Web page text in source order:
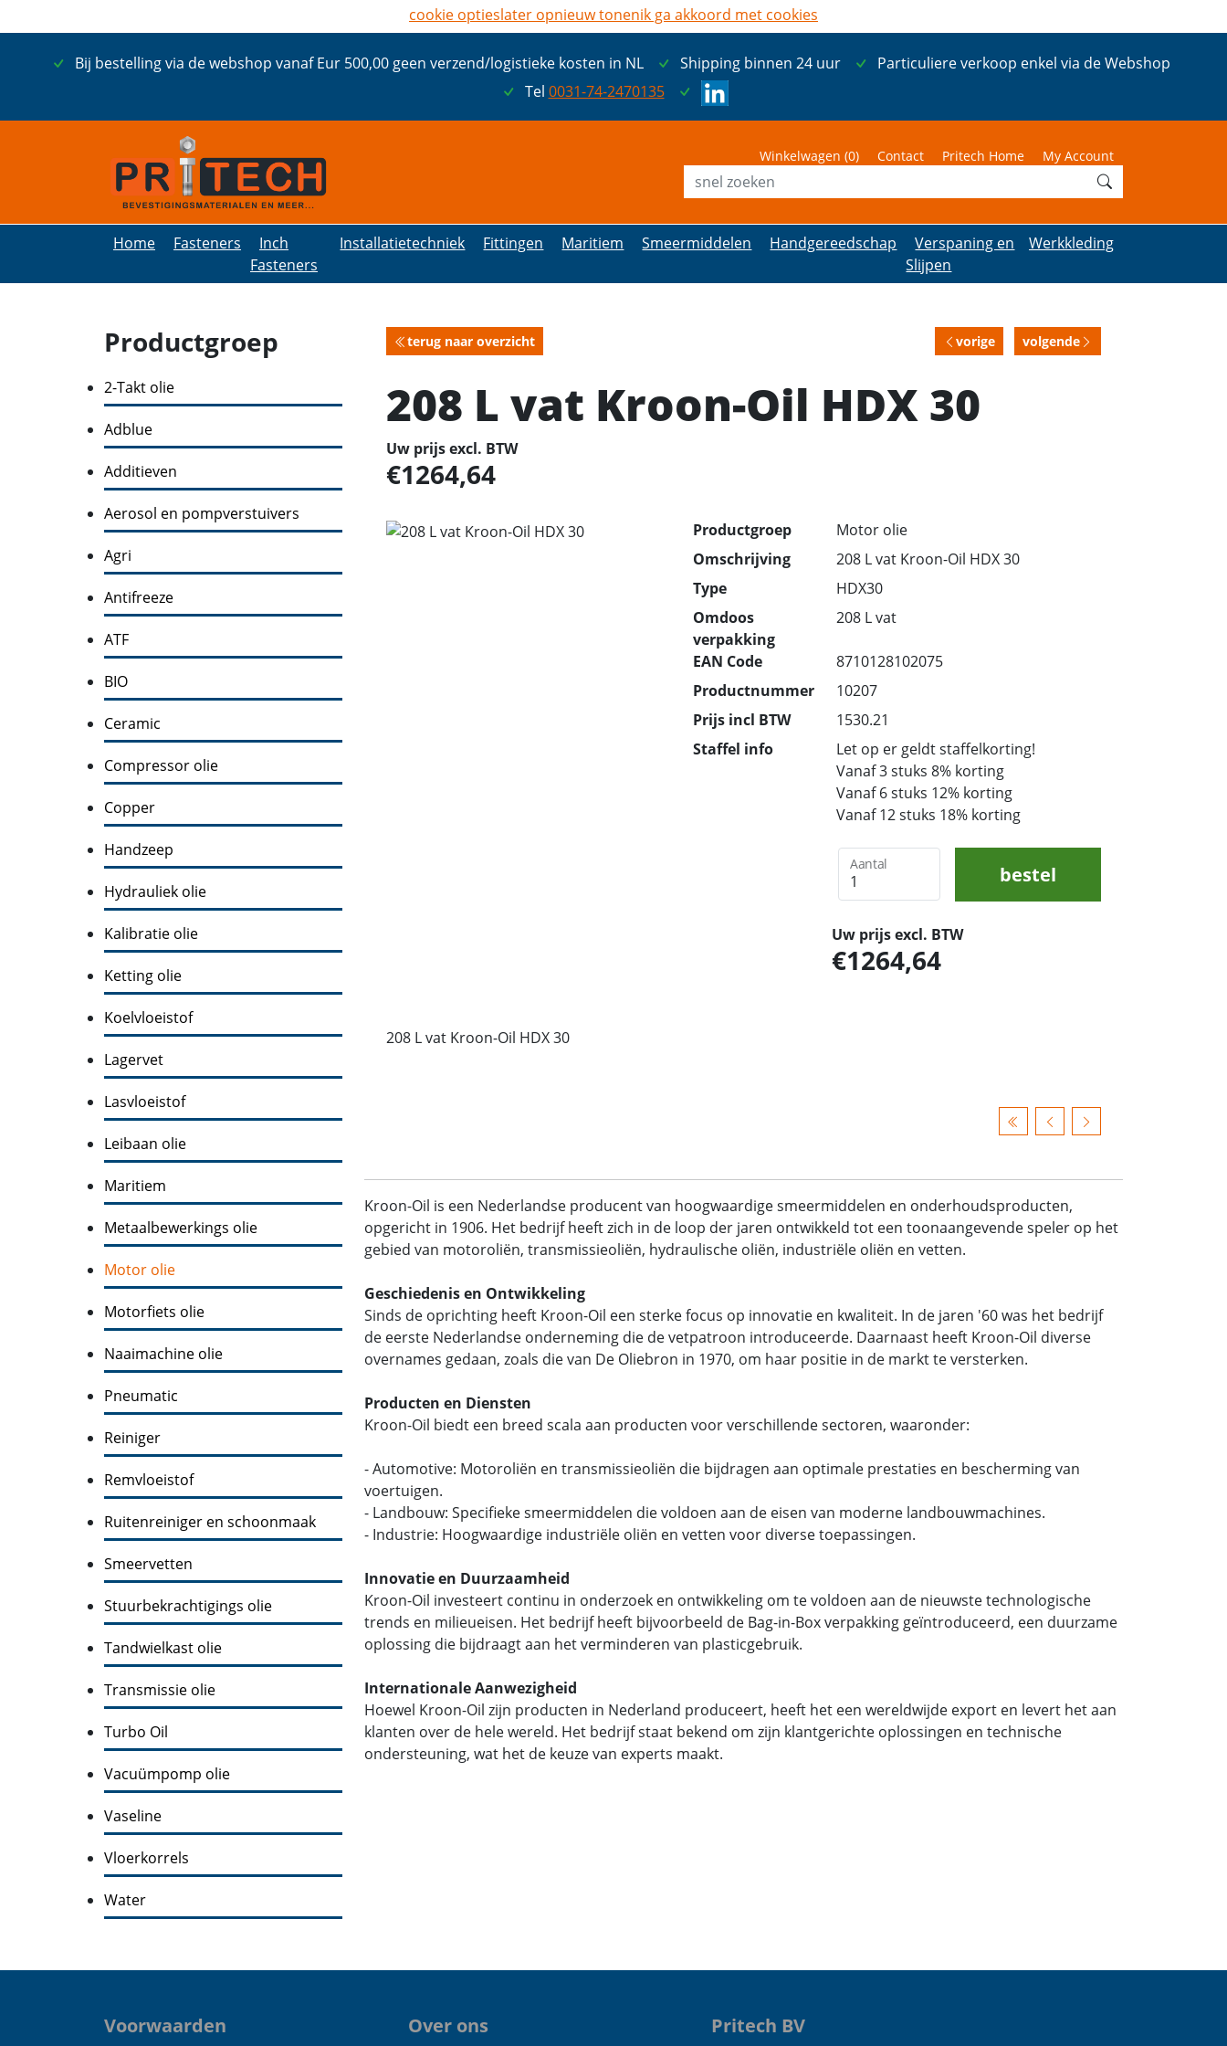
Bij bestelling via de webshop vanaf Eur 500,00 geen verzend/logistieke kosten in NL Shipping binnen 24 uur
Particuliere verkoop enkel via de Webshop
Tel 0031-74-2470135
Winkelwagen (0) Contact Pritech Home My Account
Home Fasteners
Inch
Fasteners
Installatietechniek Fittingen Maritiem Smeermiddelen Handgereedschap
Verspaning en
Slijpen
Werkkleding
Productgroep
2-Takt olie
Adblue
Additieven
Aerosol en pompverstuivers
Agri
Antifreeze
ATF
BIO
Ceramic
Compressor olie
Copper
Handzeep
Hydrauliek olie
Kalibratie olie
Ketting olie
Koelvloeistof
Lagervet
Lasvloeistof
Leibaan olie
Maritiem
Metaalbewerkings olie
Motor olie
Motorfiets olie
Naaimachine olie
Pneumatic
Reiniger
Remvloeistof
Ruitenreiniger en schoonmaak
Smeervetten
Stuurbekrachtigings olie
Tandwielkast olie
Transmissie olie
Turbo Oil
Vacuümpomp olie
Vaseline
Vloerkorrels
Water
terug naar overzicht vorige volgende
208 L vat Kroon-Oil HDX 30
Uw prijs excl. BTW
1264,64
Productgroep
Motor olie
Omschrijving
208 L vat Kroon-Oil HDX 30
Type
HDX30
Omdoos
verpakking
208 L vat
EAN Code
8710128102075
Productnummer
10207
Prijs incl BTW
1530.21
Staffel info
Let op er geldt staffelkorting!
Vanaf 3 stuks 8% korting
Vanaf 6 stuks 12% korting
Vanaf 12 stuks 18% korting
Aantal bestel
Uw prijs excl. BTW
1264,64
208 L vat Kroon-Oil HDX 30
Kroon-Oil is een Nederlandse producent van hoogwaardige smeermiddelen en onderhoudsproducten,
opgericht in 1906. Het bedrijf heeft zich in de loop der jaren ontwikkeld tot een toonaangevende speler op het
gebied van motoroliën, transmissieoliën, hydraulische oliën, industriële oliën en vetten.
Geschiedenis en Ontwikkeling
Sinds de oprichting heeft Kroon-Oil een sterke focus op innovatie en kwaliteit. In de jaren '60 was het bedrijf
de eerste Nederlandse onderneming die de vetpatroon introduceerde. Daarnaast heeft Kroon-Oil diverse
overnames gedaan, zoals die van De Oliebron in 1970, om haar positie in de markt te versterken.
Producten en Diensten
Kroon-Oil biedt een breed scala aan producten voor verschillende sectoren, waaronder:
- Automotive: Motoroliën en transmissieoliën die bijdragen aan optimale prestaties en bescherming van
voertuigen.
- Landbouw: Specifieke smeermiddelen die voldoen aan de eisen van moderne landbouwmachines.
- Industrie: Hoogwaardige industriële oliën en vetten voor diverse toepassingen.
Innovatie en Duurzaamheid
Kroon-Oil investeert continu in onderzoek en ontwikkeling om te voldoen aan de nieuwste technologische
trends en milieueisen. Het bedrijf heeft bijvoorbeeld de Bag-in-Box verpakking geïntroduceerd, een duurzame
oplossing die bijdraagt aan het verminderen van plasticgebruik.
Internationale Aanwezigheid
Hoewel Kroon-Oil zijn producten in Nederland produceert, heeft het een wereldwijde export en levert het aan
klanten over de hele wereld. Het bedrijf staat bekend om zijn klantgerichte oplossingen en technische
ondersteuning, wat het de keuze van experts maakt.
Voorwaarden Over ons Pritech BV
cookie optieslater opnieuw tonenik ga akkoord met cookies